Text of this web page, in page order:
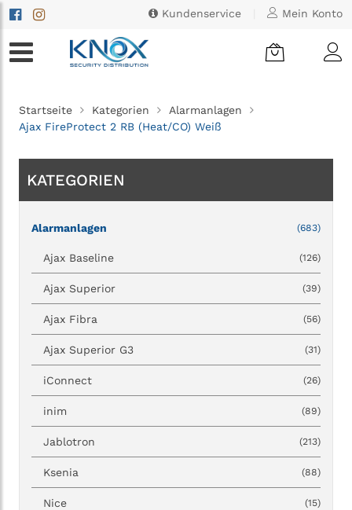
Kundenservice Mein Konto
Startseite Kategorien
Alarmanlagen
Ajax FireProtect 2 RB (Heat/CO) Weiß
KATEGORIEN
Alarmanlagen (683)
Ajax Baseline (126)
Ajax Superior (39)
Ajax Fibra (56)
Ajax Superior G3 (31)
iConnect (26)
inim (89)
Jablotron (213)
Ksenia (88)
Nice (15)